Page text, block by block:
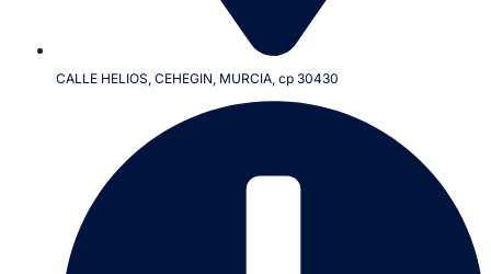
CALLE HELIOS, CEHEGIN, MURCIA, cp 30430